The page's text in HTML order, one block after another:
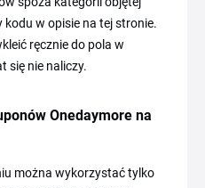
kodu w opisie na tej stronie.
ręcznie do pola w
się nie naliczy.
Onedaymore na
można wykorzystać tylko